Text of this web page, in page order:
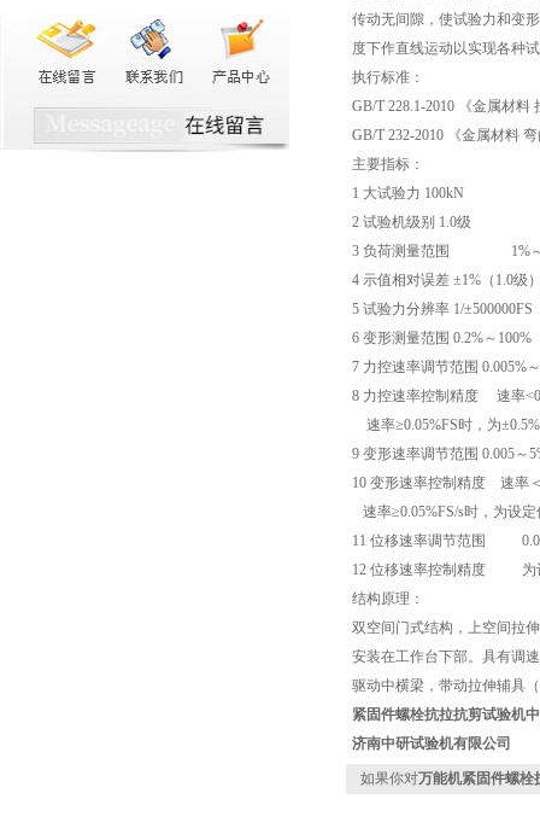
传动无间隙，使试验力和变
度下作直线运动以实现各种
执行标准：
GB/T 228.1-2010 《金属材
GB/T 232-2010 《金属材料
主要指标：
1 大试验力 100kN
2 试验机级别 1.0级
3 负荷测量范围 1%～
4 示值相对误差 ±1%（1.0级
5 试验力分辨率 1/
6 变形测量范围 0.2%～100%
7 力控速率调节范围 0.005%
8 力控速率控制精度 速率
速率≥0.05%FS时，为
9 变形速率调节范围 0.005～
10 变形速率控制精度 速率
速率≥0.05%FS/s时，为设
11 位移速率调节范围 0.01
12 位移速率控制精度 为
结构原理：
双空间门式结构，上空间拉
安装在工作台下部。具有调
驱动中横梁，带动拉伸辅具
紧固件螺栓抗拉抗剪试验机
济南中研试验机有限公司
如果你对万能机紧固件螺栓